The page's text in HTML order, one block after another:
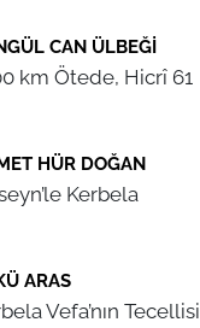
CAN ÜLBEĞI
km Ötede, Hicrî 61
HÜR DOĞAN
Kerbela
ARAS
Vefa’nın Tecellisi